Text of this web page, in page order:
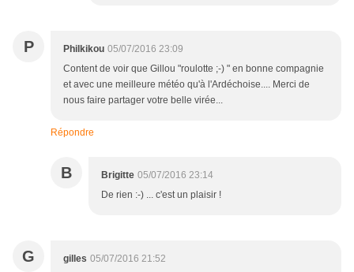
P Philkikou 05/07/2016 23:09
Content de voir que Gillou "roulotte ;-) " en bonne compagnie
et avec une meilleure météo qu'à l'Ardéchoise.... Merci de
nous faire partager votre belle virée...
Répondre
B Brigitte 05/07/2016 23:14
De rien :-) ... c'est un plaisir !
G gilles 05/07/2016 21:52